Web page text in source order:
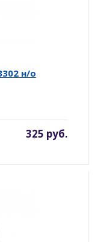
н/о
325 руб.